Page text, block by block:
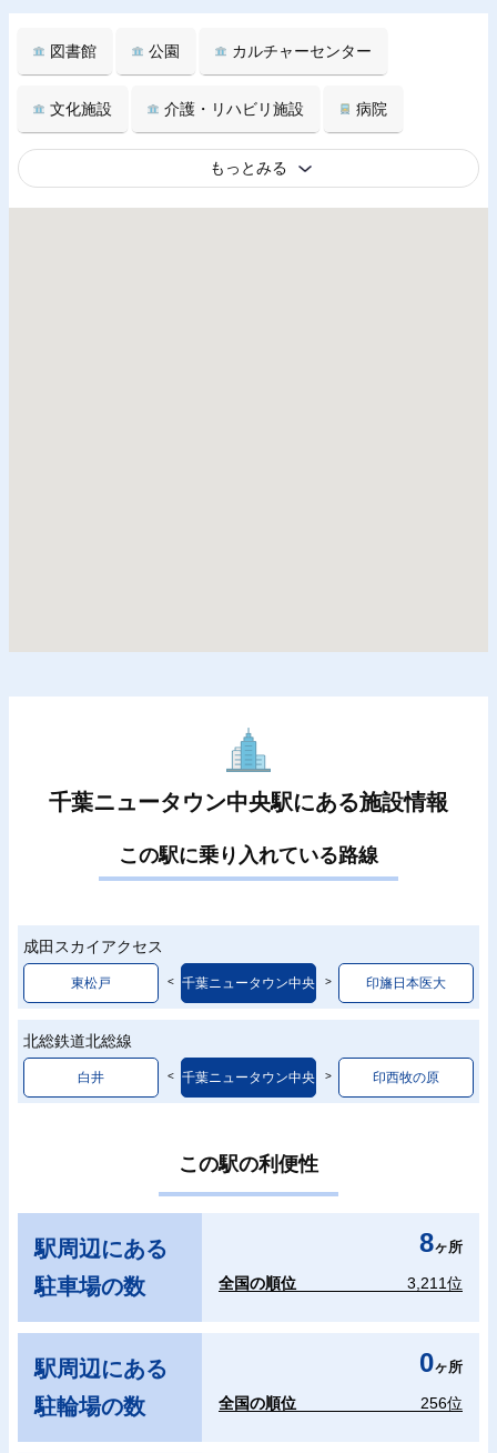
図書館 公園 カルチャーセンター
文化施設 介護・リハビリ施設 病院
もっとみる
千葉ニュータウン中央駅にある施設情報
この駅に乗り入れている路線
成田スカイアクセス
東松戸 千葉ニュータウン中央 印旛日本医大
北総鉄道北総線
白井 千葉ニュータウン中央 印西牧の原
この駅の利便性
駅周辺にある
駐車場の数
8ヶ所
全国の順位 3,211位
駅周辺にある
駐輪場の数
0ヶ所
全国の順位 256位